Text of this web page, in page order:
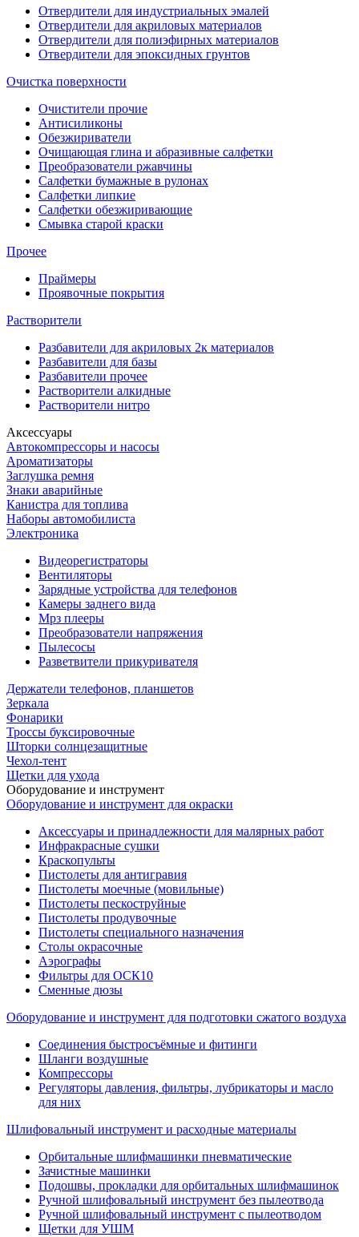
Отвердители для индустриальных эмалей
Отвердители для акриловых материалов
Отвердители для полиэфирных материалов
Отвердители для эпоксидных грунтов
Очистка поверхности
Очистители прочие
Антисиликоны
Обезжириватели
Очищающая глина и абразивные салфетки
Преобразователи ржавчины
Салфетки бумажные в рулонах
Салфетки липкие
Салфетки обезжиривающие
Смывка старой краски
Прочее
Праймеры
Проявочные покрытия
Растворители
Разбавители для акриловых 2к материалов
Разбавители для базы
Разбавители прочее
Растворители алкидные
Растворители нитро
Аксессуары
Автокомпрессоры и насосы
Ароматизаторы
Заглушка ремня
Знаки аварийные
Канистра для топлива
Наборы автомобилиста
Электроника
Видеорегистраторы
Вентиляторы
Зарядные устройства для телефонов
Камеры заднего вида
Мрз плееры
Преобразователи напряжения
Пылесосы
Разветвители прикуривателя
Держатели телефонов, планшетов
Зеркала
Фонарики
Троссы буксировочные
Шторки солнцезащитные
Чехол-тент
Щетки для ухода
Оборудование и инструмент
Оборудование и инструмент для окраски
Аксессуары и принадлежности для малярных работ
Инфракрасные сушки
Краскопульты
Пистолеты для антигравия
Пистолеты моечные (мовильные)
Пистолеты пескоструйные
Пистолеты продувочные
Пистолеты специального назначения
Столы окрасочные
Аэрографы
Фильтры для ОСК10
Сменные дюзы
Оборудование и инструмент для подготовки сжатого воздуха
Соединения быстросъёмные и фитинги
Шланги воздушные
Компрессоры
Регуляторы давления, фильтры, лубрикаторы и масло
для них
Шлифовальный инструмент и расходные материалы
Орбитальные шлифмашинки пневматические
Зачистные машинки
Подошвы, прокладки для орбитальных шлифмашинок
Ручной шлифовальный инструмент без пылеотвода
Ручной шлифовальный инструмент с пылеотводом
Щетки для УШМ